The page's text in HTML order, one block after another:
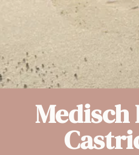
Medisch